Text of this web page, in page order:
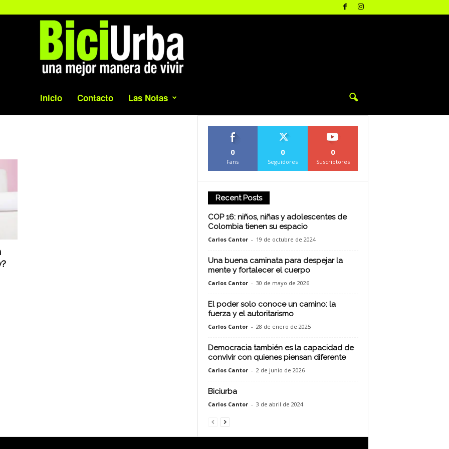
Inicio Contacto Las Notas
0
Fans
0
Seguidores
0
Suscriptores
Recent Posts
COP 16: niños, niñas y adolescentes de
Colombia tienen su espacio
Carlos Cantor - 19 de octubre de 2024
Una buena caminata para despejar la
mente y fortalecer el cuerpo
Carlos Cantor - 30 de mayo de 2026
El poder solo conoce un camino: la
fuerza y el autoritarismo
Carlos Cantor - 28 de enero de 2025
Democracia también es la capacidad de
convivir con quienes piensan diferente
Carlos Cantor - 2 de junio de 2026
Biciurba
Carlos Cantor - 3 de abril de 2024